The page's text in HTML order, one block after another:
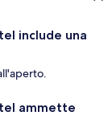
include una
ammette